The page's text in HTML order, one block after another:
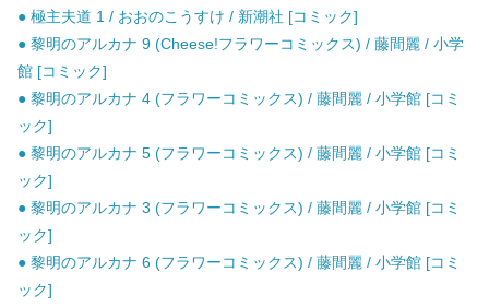
● 極主夫道 1 / おおのこうすけ / 新潮社 [コミック]
● 黎明のアルカナ 9 (Cheese!フラワーコミックス) / 藤間麗 / 小学
館 [コミック]
● 黎明のアルカナ 4 (フラワーコミックス) / 藤間麗 / 小学館 [コミ
ック]
● 黎明のアルカナ 5 (フラワーコミックス) / 藤間麗 / 小学館 [コミ
ック]
● 黎明のアルカナ 3 (フラワーコミックス) / 藤間麗 / 小学館 [コミ
ック]
● 黎明のアルカナ 6 (フラワーコミックス) / 藤間麗 / 小学館 [コミ
ック]